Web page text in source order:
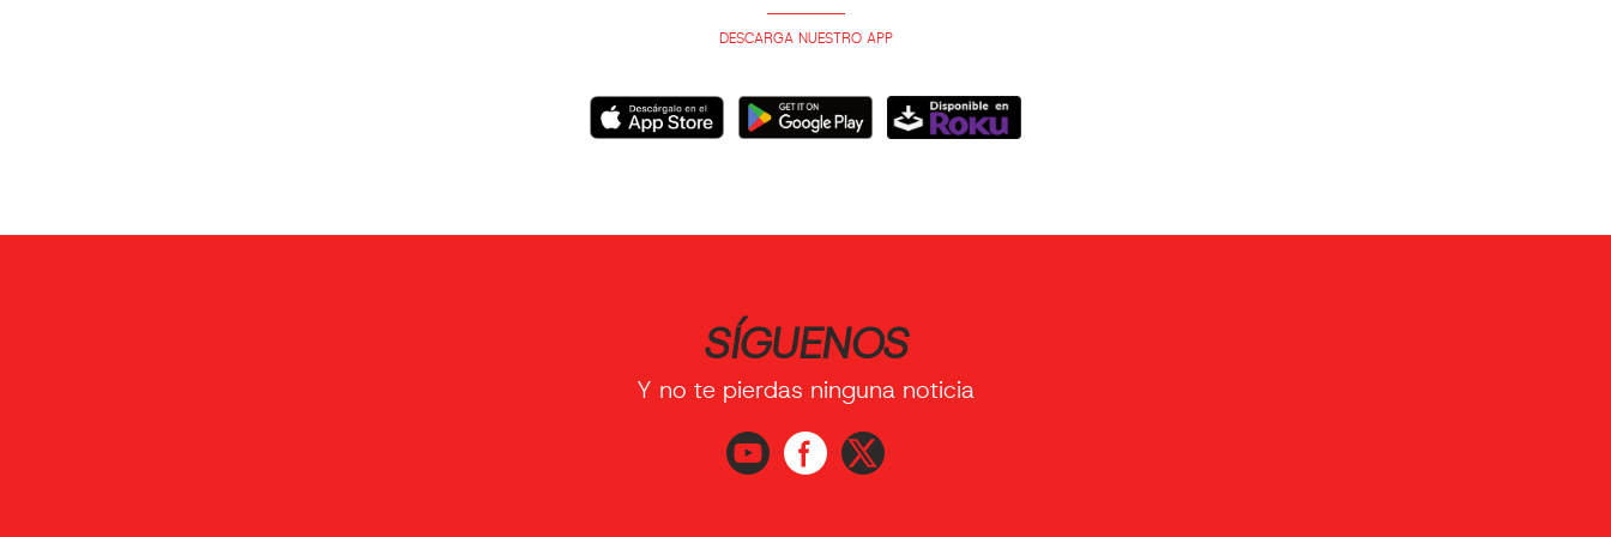
DESCARGA NUESTRO APP
SÍGUENOS
Y no te pierdas ninguna noticia